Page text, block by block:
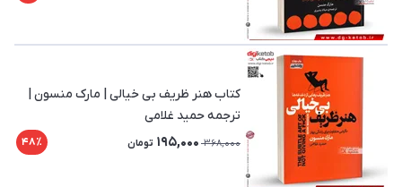
کتاب هنر ظریف بی خیالی | مارک منسون |
ترجمه حمید غلامی
368,000
195,000 تومان 48٪